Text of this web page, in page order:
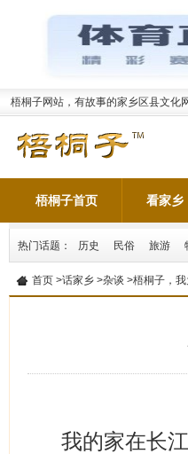
梧桐子网站，有故事的家乡区县文化
梧桐子首页 看家乡
热门话题： 历史 民俗 旅游
首页 >话家乡 >杂谈 >梧桐子，
我的家在长